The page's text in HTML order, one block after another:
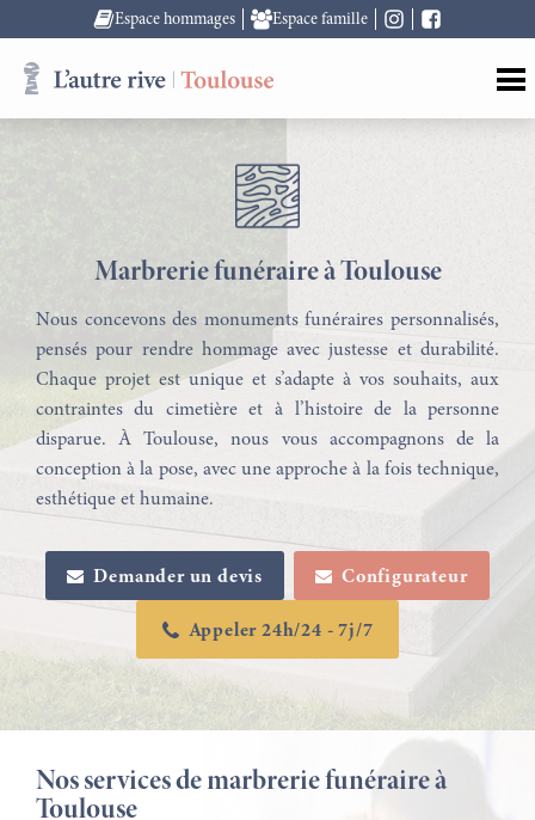
Espace hommages Espace famille
Marbrerie funéraire à Toulouse
Nous concevons des monuments funéraires personnalisés,
pensés pour rendre hommage avec justesse et durabilité.
Chaque projet est unique et s’adapte à vos souhaits, aux
contraintes du cimetière et à l’histoire de la personne
disparue. À Toulouse, nous vous accompagnons de la
conception à la pose, avec une approche à la fois technique,
esthétique et humaine.
Demander un devis Configurateur
Appeler 24h/24 - 7j/7
Nos services de marbrerie funéraire à
Toulouse